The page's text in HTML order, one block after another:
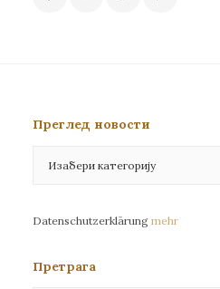
Преглед новости
новости
Datenschutzerklärung mehr
Претрага